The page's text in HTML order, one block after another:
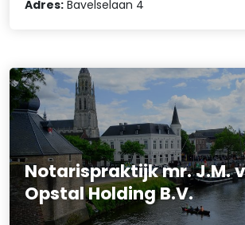
Adres: Bavelselaan 4
Notarispraktijk mr. J.M.
Opstal Holding B.V.